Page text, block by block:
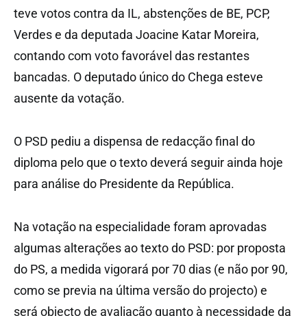
teve votos contra da IL, abstenções de BE, PCP,
Verdes e da deputada Joacine Katar Moreira,
contando com voto favorável das restantes
bancadas. O deputado único do Chega esteve
ausente da votação.
O PSD pediu a dispensa de redacção final do
diploma pelo que o texto deverá seguir ainda hoje
para análise do Presidente da República.
Na votação na especialidade foram aprovadas
algumas alterações ao texto do PSD: por proposta
do PS, a medida vigorará por 70 dias (e não por 90,
como se previa na última versão do projecto) e
será objecto de avaliação quanto à necessidade da